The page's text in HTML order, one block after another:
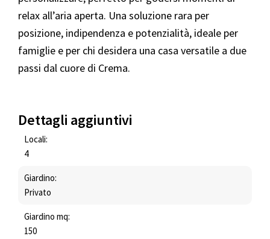
relax all’aria aperta. Una soluzione rara per
posizione, indipendenza e potenzialità, ideale per
famiglie e per chi desidera una casa versatile a due
passi dal cuore di Crema.
Dettagli aggiuntivi
Locali:
4
Giardino:
Privato
Giardino mq:
150